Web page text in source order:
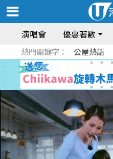
演唱會 優惠著數
熱門關鍵字： 公屋熱話